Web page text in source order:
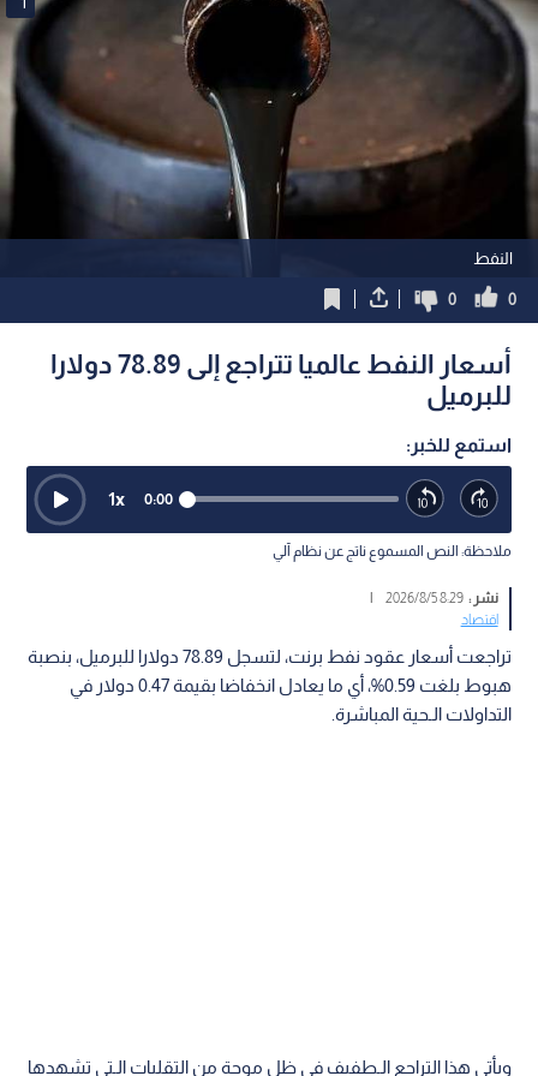
النفط
0
0
أسعار النفط عالميا تتراجع إلى 78.89 دولارا
للبرميل
استمع للخبر:
0:00
1x
ملاحظة: النص المسموع ناتج عن نظام آلي
نشر :8:29 2026/8/5
|
اقتصاد
تراجعت أسعار عقود نفط برنت، لتسجل 78.89 دولارا للبرميل، بنصبة
هبوط بلغت 0.59%، أي ما يعادل انخفاضا بقيمة 0.47 دولار في
التداولات الـحية المباشرة.
ويأتي هذا التراجع الـطفيف في ظل موجة من التقلبات الـتي تشهدها